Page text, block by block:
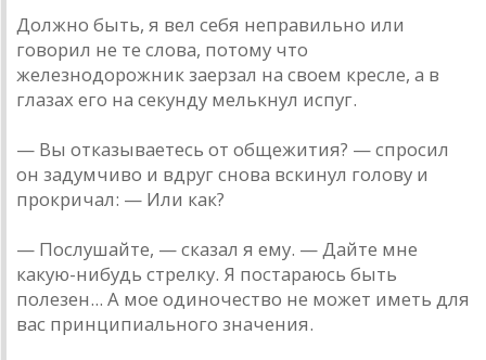
Должно быть, я вел себя неправильно или
говорил не те слова, потому что
железнодорожник заерзал на своем кресле, а в
глазах его на секунду мелькнул испуг.
— Вы отказываетесь от общежития? — спросил
он задумчиво и вдруг снова вскинул голову и
прокричал: — Или как?
— Послушайте, — сказал я ему. — Дайте мне
какую-нибудь стрелку. Я постараюсь быть
полезен... А мое одиночество не может иметь для
вас принципиального значения.